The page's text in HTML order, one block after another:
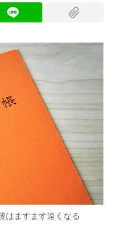
はますます遠くなる